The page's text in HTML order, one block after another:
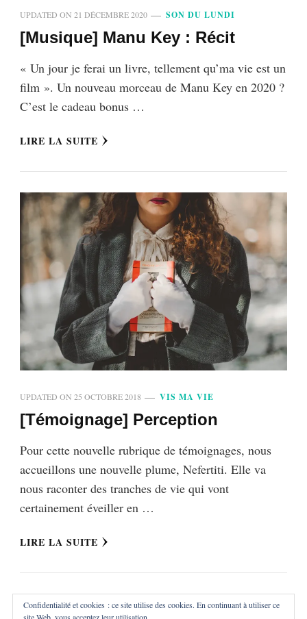
UPDATED ON 21 DÉCEMBRE 2020 SON DU LUNDI
[Musique] Manu Key : Récit
« Un jour je ferai un livre, tellement qu’ma vie est un
film ». Un nouveau morceau de Manu Key en 2020 ?
C’est le cadeau bonus …
LIRE LA SUITE
UPDATED ON 25 OCTOBRE 2018 VIS MA VIE
[Témoignage] Perception
Pour cette nouvelle rubrique de témoignages, nous
accueillons une nouvelle plume, Nefertiti. Elle va
nous raconter des tranches de vie qui vont
certainement éveiller en …
LIRE LA SUITE
Confidentialité et cookies : ce site utilise des cookies. En continuant à utiliser ce